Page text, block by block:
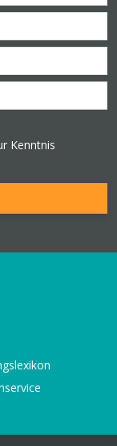
Kenntnis